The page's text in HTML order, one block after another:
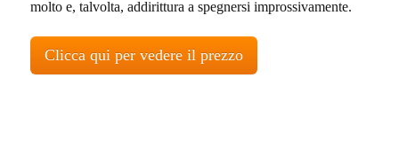
molto e, talvolta, addirittura a spegnersi improssivamente.
Clicca qui per vedere il prezzo